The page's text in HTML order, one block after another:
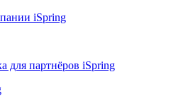
iSpring
для партнёров iSpring